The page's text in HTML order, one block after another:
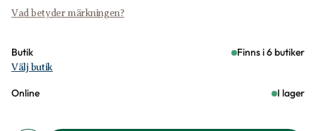
Vad betyder märkningen?
Butik Finns i 6 butiker
Välj butik
Online I lager